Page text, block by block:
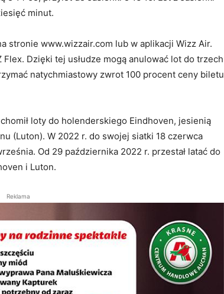
minut.
stronie www.wizzair.com lub w aplikacji Wizz Air.
Dzięki tej usłudze mogą anulować lot do trzech
natychmiastowy zwrot 100 procent ceny biletu
loty do holenderskiego Eindhoven, jesienią
(Luton). W 2022 r. do swojej siatki 18 czerwca
Od 29 października 2022 r. przestał latać do
i Luton.
Reklama